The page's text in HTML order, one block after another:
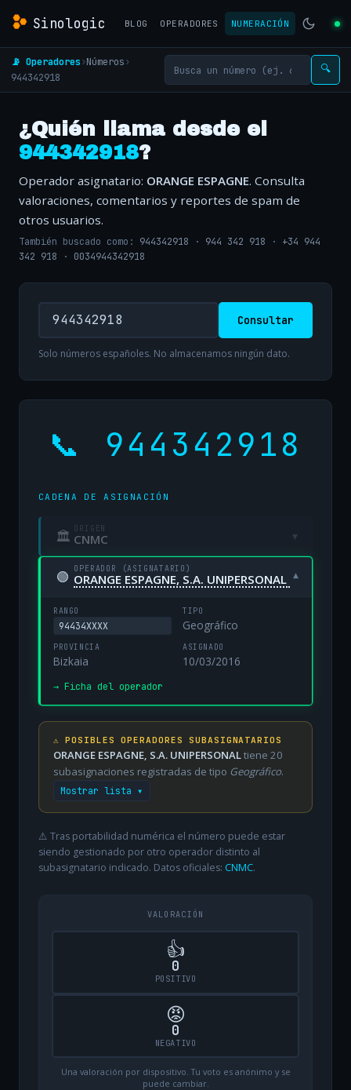
Sinologic BLOG OPERADORES NUMERACIÓN
📡 Operadores›Números›
944342918
🔍
¿Quién llama desde el
944342918?
Operador asignatario: ORANGE ESPAGNE. Consulta
valoraciones, comentarios y reportes de spam de
otros usuarios.
También buscado como: 944342918 · 944 342 918 · +34 944
342 918 · 0034944342918
Consultar
Solo números españoles. No almacenamos ningún dato.
📞 944342918
CADENA DE ASIGNACIÓN
🏛 ORIGEN
CNMC ▾
🟢 OPERADOR (ASIGNATARIO)
ORANGE ESPAGNE, S.A. UNIPERSONAL ▾
RANGO
94434XXXX
TIPO
Geográfico
PROVINCIA
Bizkaia
ASIGNADO
10/03/2016
→ Ficha del operador
⚠️ POSIBLES OPERADORES SUBASIGNATARIOS
ORANGE ESPAGNE, S.A. UNIPERSONALtiene 20
subasignaciones registradas de tipo Geográfico.
Mostrar lista ▾
⚠️ Tras portabilidad numérica el número puede estar
siendo gestionado por otro operador distinto al
subasignatario indicado. Datos oficiales: CNMC.
VALORACIÓN
👍
0
POSITIVO
😡
0
NEGATIVO
Una valoración por dispositivo. Tu voto es anónimo y se
puede cambiar.